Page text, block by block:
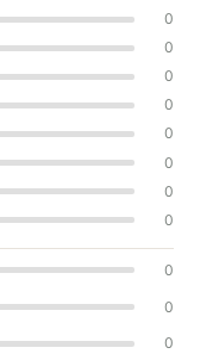
0
0
0
0
0
0
0
0
0
0
0